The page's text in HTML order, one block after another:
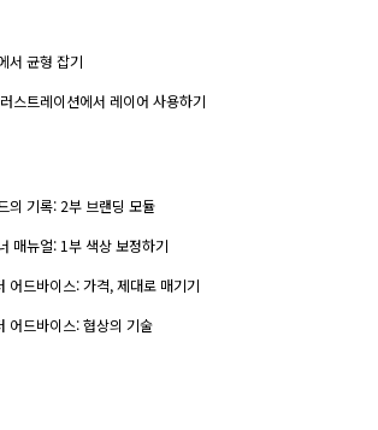
서 균형 잡기
스트레이션에서 레이어 사용하기
의 기록: 2부 브랜딩 모듈
매뉴얼: 1부 색상 보정하기
어드바이스: 가격, 제대로 매기기
어드바이스: 협상의 기술